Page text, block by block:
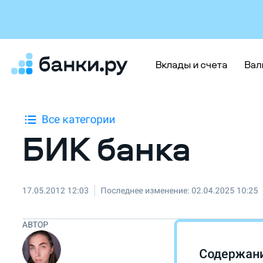
Вклады и счета
Все категории
БИК банка
17.05.2012 12:03 Последнее изменение: 02.04.2025 10:25
АВТОР